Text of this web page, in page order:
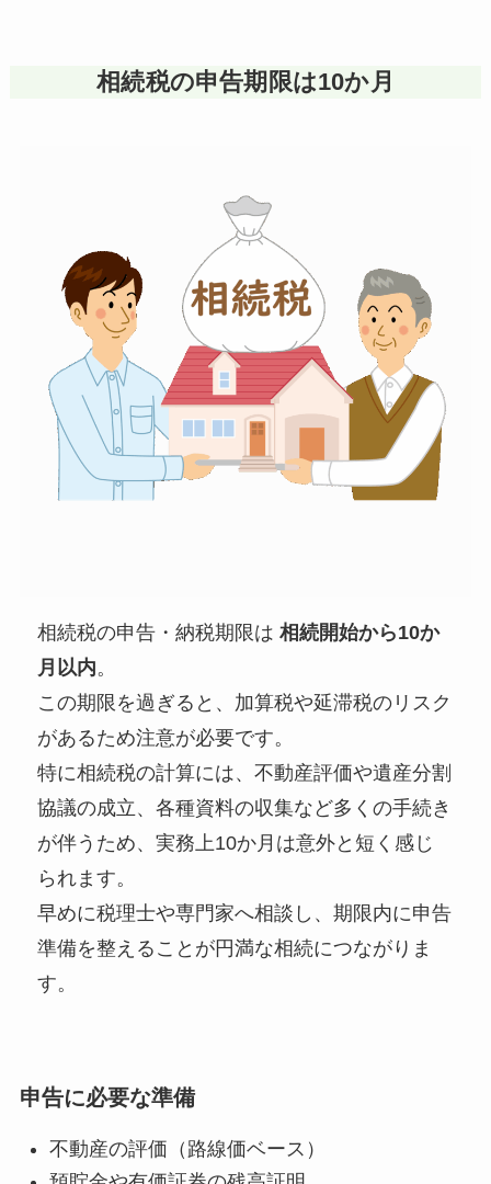
相続税の申告期限は10か月
相続税の申告・納税期限は相続開始から10か
月以内。
この期限を過ぎると、加算税や延滞税のリスク
があるため注意が必要です。
特に相続税の計算には、不動産評価や遺産分割
協議の成立、各種資料の収集など多くの手続き
が伴うため、実務上10か月は意外と短く感じ
られます。
早めに税理士や専門家へ相談し、期限内に申告
準備を整えることが円満な相続につながりま
す。
申告に必要な準備
不動産の評価（路線価ベース）